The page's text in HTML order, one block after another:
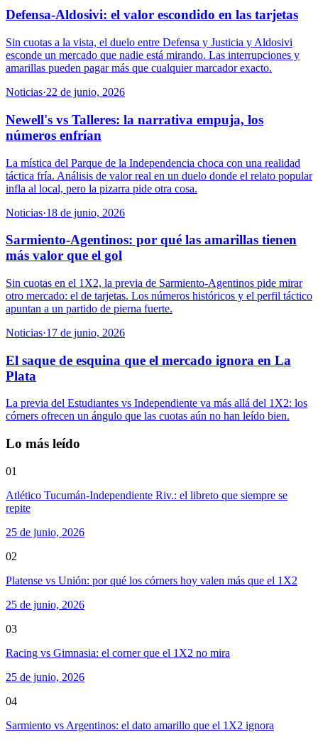
Defensa-Aldosivi: el valor escondido en las tarjetas
Sin cuotas a la vista, el duelo entre Defensa y Justicia y Aldosivi
esconde un mercado que nadie está mirando. Las interrupciones y
amarillas pueden pagar más que cualquier marcador exacto.
Noticias·22 de junio, 2026
Newell's vs Talleres: la narrativa empuja, los
números enfrían
La mística del Parque de la Independencia choca con una realidad
táctica fría. Análisis de valor real en un duelo donde el relato popular
infla al local, pero la pizarra pide otra cosa.
Noticias·18 de junio, 2026
Sarmiento-Agentinos: por qué las amarillas tienen
más valor que el gol
Sin cuotas en el 1X2, la previa de Sarmiento-Agentinos pide mirar
otro mercado: el de tarjetas. Los números históricos y el perfil táctico
apuntan a un partido de pierna fuerte.
Noticias·17 de junio, 2026
El saque de esquina que el mercado ignora en La
Plata
La previa del Estudiantes vs Independiente va más allá del 1X2: los
córners ofrecen un ángulo que las cuotas aún no han leído bien.
Lo más leído
01
Atlético Tucumán-Independiente Riv.: el libreto que siempre se
repite
25 de junio, 2026
02
Platense vs Unión: por qué los córners hoy valen más que el 1X2
25 de junio, 2026
03
Racing vs Gimnasia: el corner que el 1X2 no mira
25 de junio, 2026
04
Sarmiento vs Argentinos: el dato amarillo que el 1X2 ignora